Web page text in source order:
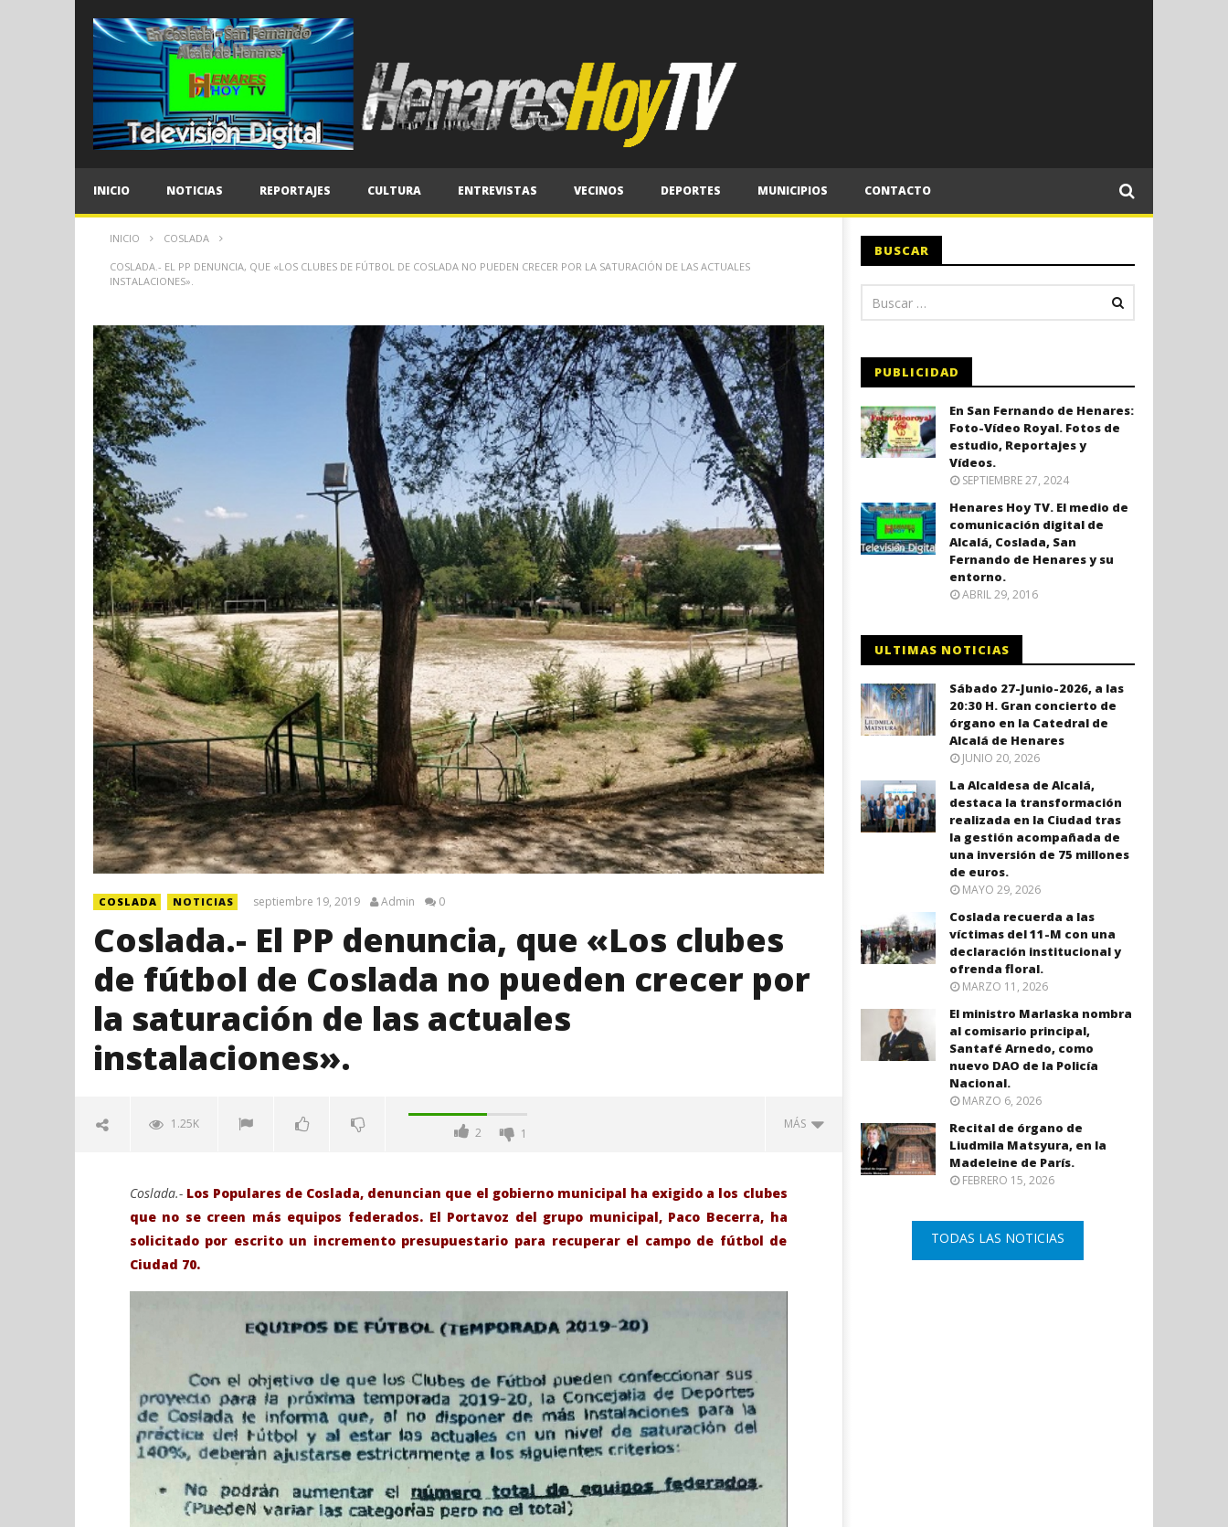
INICIO NOTICIAS REPORTAJES CULTURA ENTREVISTAS VECINOS DEPORTES MUNICIPIOS CONTACTO
INICIO COSLADA
COSLADA.- EL PP DENUNCIA, QUE «LOS CLUBES DE FÚTBOL DE COSLADA NO PUEDEN CRECER POR LA SATURACIÓN DE LAS ACTUALES
INSTALACIONES».
COSLADA NOTICIAS septiembre 19, 2019 Admin 0
Coslada.- El PP denuncia, que «Los clubes
de fútbol de Coslada no pueden crecer por
la saturación de las actuales
instalaciones».
1.25K
2 1
MÁS
VIENDO AHORA
clubes de fútbol de Coslada no
pueden crecer por la saturación
de las actuales instalaciones».
septiembre
19, 2019
Admin
H. Gran concierto de órgano en la
Catedral de Alcalá de Henares
septiembre
19, 2019
Admin
transformación realizada en la
Ciudad tras la gestión
acompañada de una inversión de
75 millones de euros.
septiembre
19, 2019
Coslada.- Los Populares de Coslada, denuncian que el gobierno municipal ha exigido a los clubes
que no se creen más equipos federados. El Portavoz del grupo municipal, Paco Becerra, ha
solicitado por escrito un incremento presupuestario para recuperar el campo de fútbol de
Ciudad 70.
BUSCAR
PUBLICIDAD
En San Fernando de Henares:
Foto-Vídeo Royal. Fotos de
estudio, Reportajes y
Vídeos.
SEPTIEMBRE 27, 2024
Henares Hoy TV. El medio de
comunicación digital de
Alcalá, Coslada, San
Fernando de Henares y su
entorno.
ABRIL 29, 2016
ULTIMAS NOTICIAS
Sábado 27-Junio-2026, a las
20:30 H. Gran concierto de
órgano en la Catedral de
Alcalá de Henares
JUNIO 20, 2026
La Alcaldesa de Alcalá,
destaca la transformación
realizada en la Ciudad tras
la gestión acompañada de
una inversión de 75 millones
de euros.
MAYO 29, 2026
Coslada recuerda a las
víctimas del 11-M con una
declaración institucional y
ofrenda floral.
MARZO 11, 2026
El ministro Marlaska nombra
al comisario principal,
Santafé Arnedo, como
nuevo DAO de la Policía
Nacional.
MARZO 6, 2026
Recital de órgano de
Liudmila Matsyura, en la
Madeleine de París.
FEBRERO 15, 2026
TODAS LAS NOTICIAS